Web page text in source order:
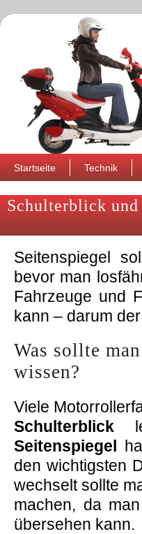
Startseite Technik
Schulterblick und
Seitenspiegel
bevor man
Fahrzeuge und
kann – darum
Was sollte
wissen?
Viele
Schulterblick
Seitenspiegel
den wichtigsten
wechselt sollte
machen, da
übersehen kann.